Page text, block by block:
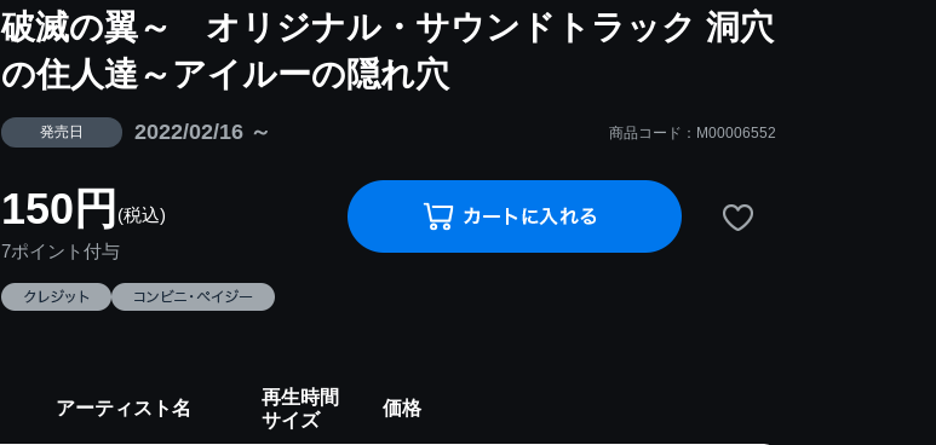
破滅の翼～ オリジナル・サウンドトラック 洞穴
の住人達～アイルーの隠れ穴
発売日 2022/02/16 ～ 商品コード：M00006552
150円 (税込)
7ポイント付与
アーティスト名
再生時間
サイズ
価格